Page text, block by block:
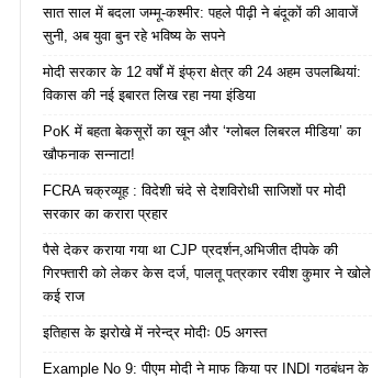
सात साल में बदला जम्मू-कश्मीर: पहले पीढ़ी ने बंदूकों की आवाजें
सुनी, अब युवा बुन रहे भविष्य के सपने
मोदी सरकार के 12 वर्षों में इंफ्रा क्षेत्र की 24 अहम उपलब्धियां:
विकास की नई इबारत लिख रहा नया इंडिया
PoK में बहता बेकसूरों का खून और ‘ग्लोबल लिबरल मीडिया’ का
खौफनाक सन्नाटा!
FCRA चक्रव्यूह : विदेशी चंदे से देशविरोधी साजिशों पर मोदी
सरकार का करारा प्रहार
पैसे देकर कराया गया था CJP प्रदर्शन,अभिजीत दीपके की
गिरफ्तारी को लेकर केस दर्ज, पालतू पत्रकार रवीश कुमार ने खोले
कई राज
इतिहास के झरोखे में नरेन्द्र मोदीः 05 अगस्त
Example No 9: पीएम मोदी ने माफ किया पर INDI गठबंधन के